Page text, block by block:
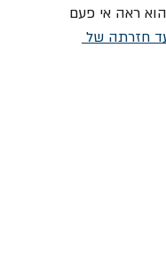
ראה אי פעם
חזרתה של